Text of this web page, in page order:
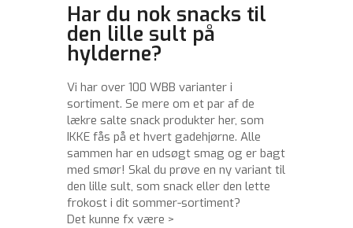
Har du nok snacks til
den lille sult på
hylderne?
Vi har over 100 WBB varianter i
sortiment. Se mere om et par af de
lækre salte snack produkter her, som
IKKE fås på et hvert gadehjørne. Alle
sammen har en udsøgt smag og er bagt
med smør! Skal du prøve en ny variant til
den lille sult, som snack eller den lette
frokost i dit sommer-sortiment?
Det kunne fx være >